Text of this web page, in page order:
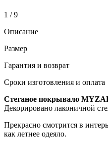
1 / 9
Описание
Размер
Гарантия и возврат
Сроки изготовления и оплата
Стеганое покрывало
Декорировано лаконичной
Прекрасно смотрится в
как летнее одеяло.